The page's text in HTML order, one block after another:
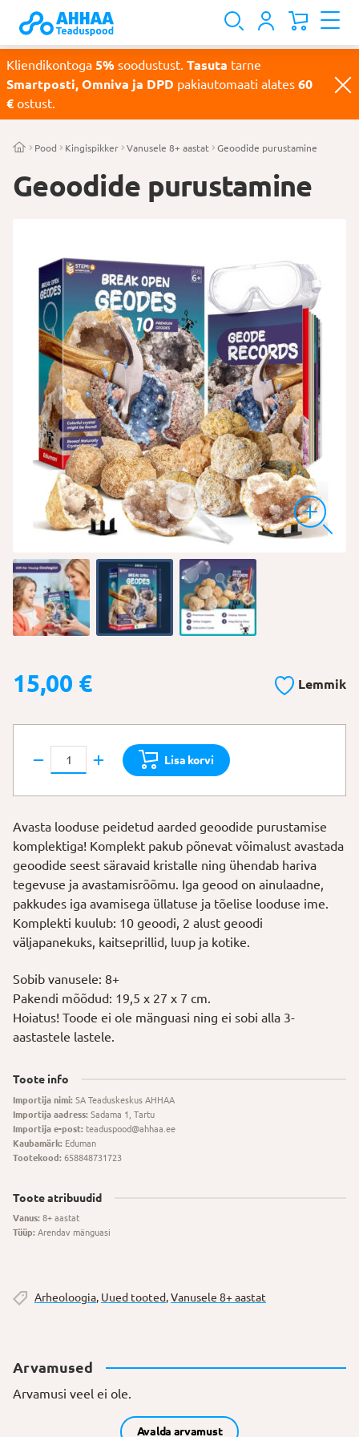
Kliendikontoga 5% soodustust. Tasuta tarne
Smartposti, Omniva ja DPD pakiautomaati alates 60
€ ostust.
Pood Kingispikker Vanusele 8+ aastat Geoodide purustamine
Geoodide purustamine
15,00 € Lemmik
Geoodide
purustamine
kogus
Lisa korvi
Avasta looduse peidetud aarded geoodide purustamise
komplektiga! Komplekt pakub põnevat võimalust avastada
geoodide seest säravaid kristalle ning ühendab hariva
tegevuse ja avastamisrõõmu. Iga geood on ainulaadne,
pakkudes iga avamisega üllatuse ja tõelise looduse ime.
Komplekti kuulub: 10 geoodi, 2 alust geoodi
väljapanekuks, kaitseprillid, luup ja kotike.
Sobib vanusele: 8+
Pakendi mõõdud: 19,5 x 27 x 7 cm.
Hoiatus! Toode ei ole mänguasi ning ei sobi alla 3-
aastastele lastele.
Toote info
Importija nimi: SA Teaduskeskus AHHAA
Importija aadress: Sadama 1, Tartu
Importija e-post: teaduspood@ahhaa.ee
Kaubamärk: Eduman
Tootekood: 658848731723
Toote atribuudid
Vanus: 8+ aastat
Tüüp: Arendav mänguasi
Arheoloogia, Uued tooted,Vanusele 8+ aastat
Arvamused
Arvamusi veel ei ole.
Avalda arvamust